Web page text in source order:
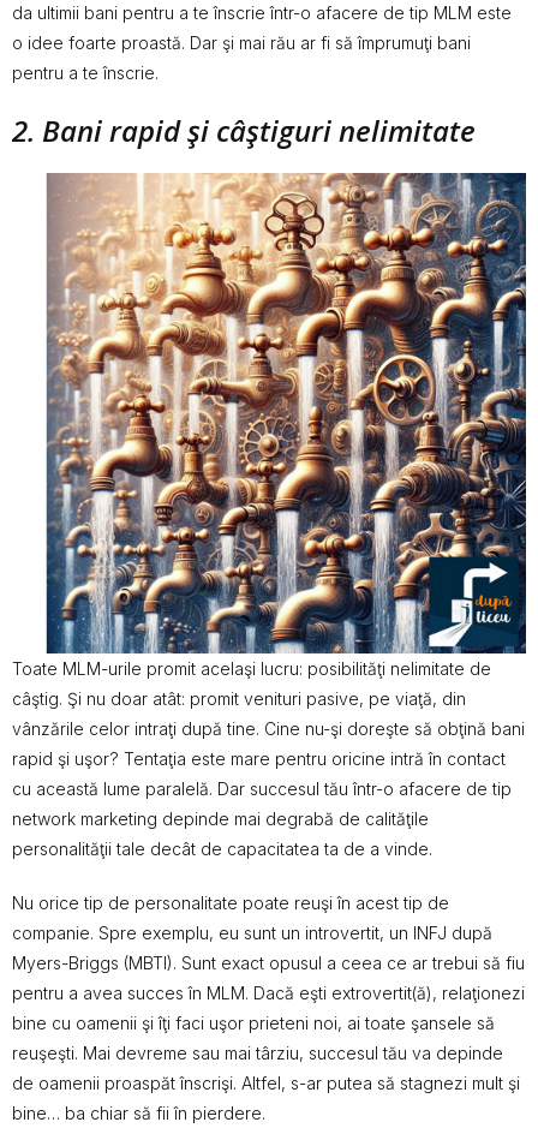
da ultimii bani pentru a te înscrie într-o afacere de tip MLM este
o idee foarte proastă. Dar şi mai rău ar fi să împrumuţi bani
pentru a te înscrie.
2. Bani rapid şi câştiguri nelimitate
Toate MLM-urile promit acelaşi lucru: posibilităţi nelimitate de
câştig. Şi nu doar atât: promit venituri pasive, pe viaţă, din
vânzările celor intraţi după tine. Cine nu-şi doreşte să obţină bani
rapid şi uşor? Tentaţia este mare pentru oricine intră în contact
cu această lume paralelă. Dar succesul tău într-o afacere de tip
network marketing depinde mai degrabă de calităţile
personalităţii tale decât de capacitatea ta de a vinde.
Nu orice tip de personalitate poate reuşi în acest tip de
companie. Spre exemplu, eu sunt un introvertit, un INFJ după
Myers-Briggs (MBTI). Sunt exact opusul a ceea ce ar trebui să fiu
pentru a avea succes în MLM. Dacă eşti extrovertit(ă), relaţionezi
bine cu oamenii şi îţi faci uşor prieteni noi, ai toate şansele să
reuşeşti. Mai devreme sau mai târziu, succesul tău va depinde
de oamenii proaspăt înscrişi. Altfel, s-ar putea să stagnezi mult şi
bine… ba chiar să fii în pierdere.